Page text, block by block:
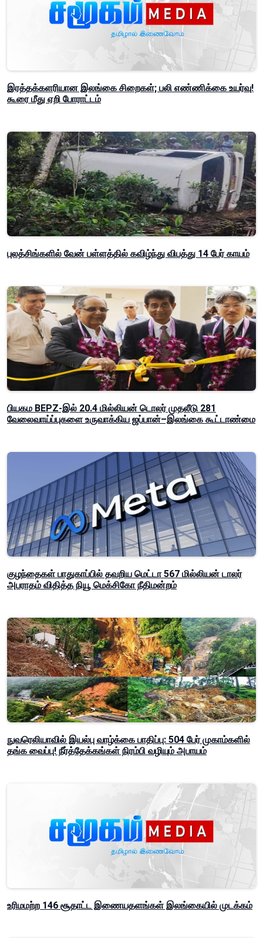
இரத்தக்களரியான இலங்கை சிறைகள்; பலி எண்ணிக்கை உயர்வு!
கூரை மீது ஏறி போராட்டம்
புலத்சிங்களில் வேன் பள்ளத்தில் கவிழ்ந்து விபத்து 14 பேர் காயம்
பியகம BEPZ-இல் 20.4 மில்லியன் டொலர் முதலீடு 281
வேலைவாய்ப்புகளை உருவாக்கிய ஜப்பான்–இலங்கை கூட்டாண்மை
குழந்தைகள் பாதுகாப்பில் தவறிய மெட்டா 567 மில்லியன் டாலர்
அபராதம் விதித்த நியூ மெக்சிகோ நீதிமன்றம்
நுவரெலியாவில் இயல்பு வாழ்க்கை பாதிப்பு: 504 பேர் முகாம்களில்
தங்க வைப்பு! நீர்த்தேக்கங்கள் நிரம்பி வழியும் அபாயம்
உரிமமற்ற 146 சூதாட்ட இணையதளங்கள் இலங்கையில் முடக்கம்